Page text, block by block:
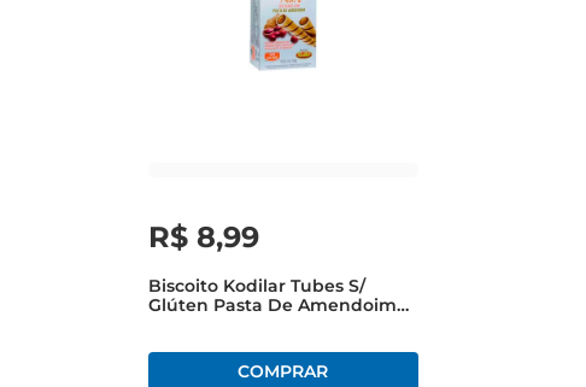
R$ 8,99
Biscoito Kodilar Tubes S/
Glúten Pasta De Amendoim